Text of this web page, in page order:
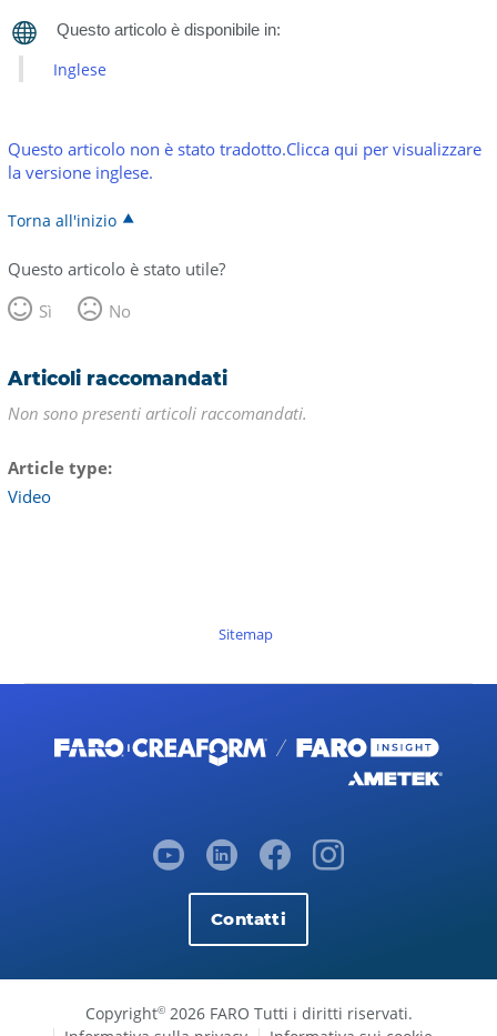
Inglese
Questo articolo non è stato tradotto.Clicca qui per visualizzare
la versione inglese.
Torna all'inizio
Questo articolo è stato utile?
Sì
No
Articoli raccomandati
Non sono presenti articoli raccomandati.
Article type
Video
Sitemap
Contatti
Copyright©2026 FARO Tutti i diritti riservati.